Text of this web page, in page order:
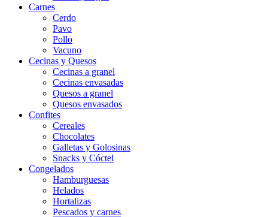
Carnes
Cerdo
Pavo
Pollo
Vacuno
Cecinas y Quesos
Cecinas a granel
Cecinas envasadas
Quesos a granel
Quesos envasados
Confites
Cereales
Chocolates
Galletas y Golosinas
Snacks y Cóctel
Congelados
Hamburguesas
Helados
Hortalizas
Pescados y carnes